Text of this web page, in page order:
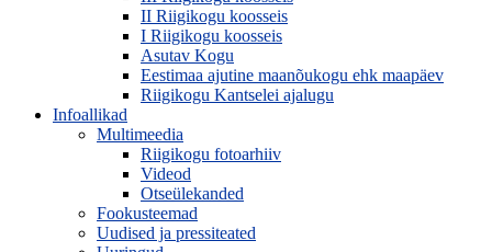
II Riigikogu koosseis
I Riigikogu koosseis
Asutav Kogu
Eestimaa ajutine maanõukogu ehk maapäev
Riigikogu Kantselei ajalugu
Infoallikad
Multimeedia
Riigikogu fotoarhiiv
Videod
Otseülekanded
Fookusteemad
Uudised ja pressiteated